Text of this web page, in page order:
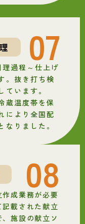
07
過程～仕上げ
。抜き打ち検
います。
蔵温度帯を保
により全国配
りました。
08
成業務が必要
載された献立
施設の献立ソ